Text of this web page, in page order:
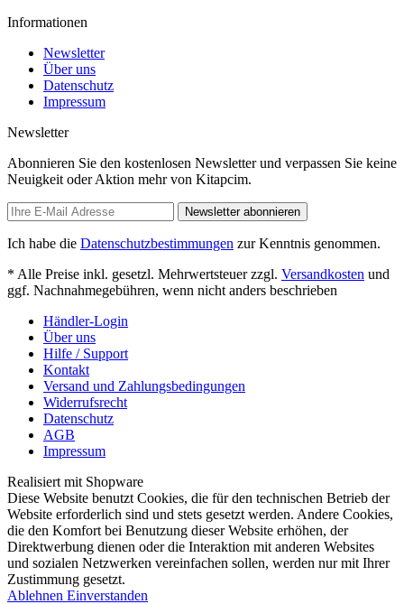
Informationen
Newsletter
Über uns
Datenschutz
Impressum
Newsletter
Abonnieren Sie den kostenlosen Newsletter und verpassen Sie keine
Neuigkeit oder Aktion mehr von Kitapcim.
Newsletter abonnieren
Ich habe die Datenschutzbestimmungen zur Kenntnis genommen.
* Alle Preise inkl. gesetzl. Mehrwertsteuer zzgl. Versandkosten und
ggf. Nachnahmegebühren, wenn nicht anders beschrieben
Händler-Login
Über uns
Hilfe / Support
Kontakt
Versand und Zahlungsbedingungen
Widerrufsrecht
Datenschutz
AGB
Impressum
Realisiert mit Shopware
Diese Website benutzt Cookies, die für den technischen Betrieb der
Website erforderlich sind und stets gesetzt werden. Andere Cookies,
die den Komfort bei Benutzung dieser Website erhöhen, der
Direktwerbung dienen oder die Interaktion mit anderen Websites
und sozialen Netzwerken vereinfachen sollen, werden nur mit Ihrer
Zustimmung gesetzt.
Ablehnen Einverstanden